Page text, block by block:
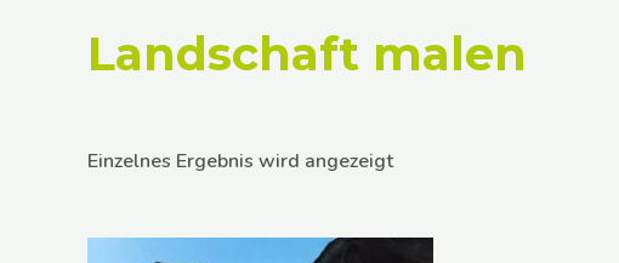
Landschaft malen
Einzelnes Ergebnis wird angezeigt